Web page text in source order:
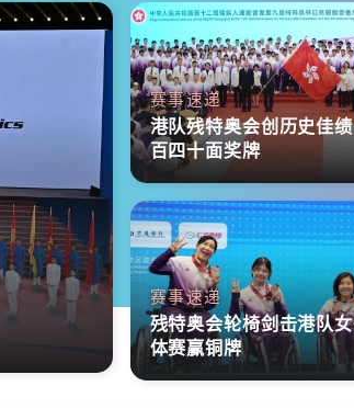
赛事速递
港队残特奥会创历史佳
百四十面奖牌
赛事速递
残特奥会轮椅剑击港队
体赛赢铜牌